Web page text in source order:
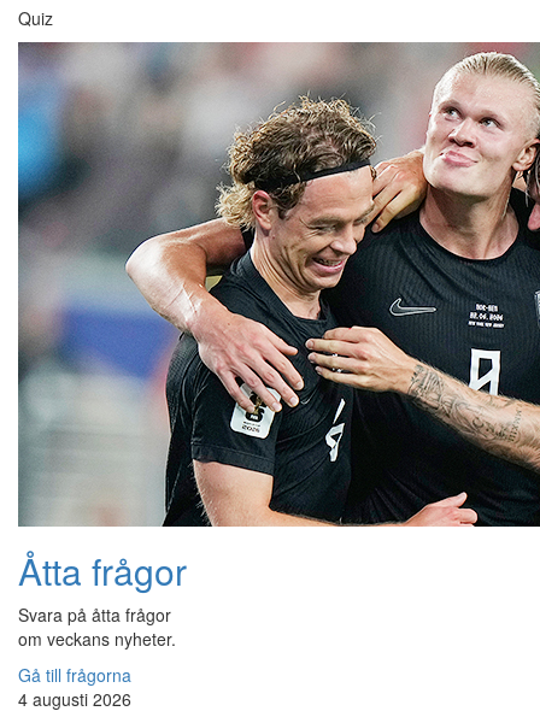
Quiz
Åtta frågor
Svara på åtta frågor
om veckans nyheter.
Gå till frågorna
4 augusti 2026